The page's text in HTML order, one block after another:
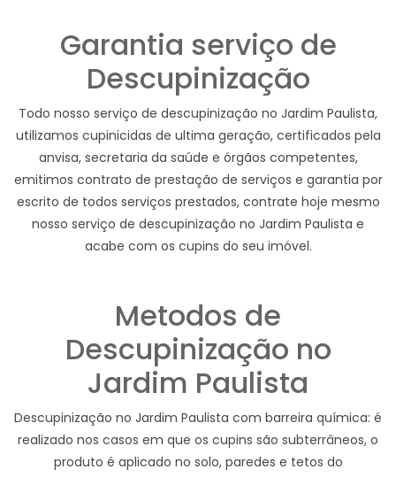
Garantia serviço de
Descupinização
Todo nosso serviço de descupinização no Jardim Paulista,
utilizamos cupinicidas de ultima geração, certificados pela
anvisa, secretaria da saúde e órgãos competentes,
emitimos contrato de prestação de serviços e garantia por
escrito de todos serviços prestados, contrate hoje mesmo
nosso serviço de descupinização no Jardim Paulista e
acabe com os cupins do seu imóvel.
Metodos de
Descupinização no
Jardim Paulista
Descupinização no Jardim Paulista com barreira química: é
realizado nos casos em que os cupins são subterrâneos, o
produto é aplicado no solo, paredes e tetos do